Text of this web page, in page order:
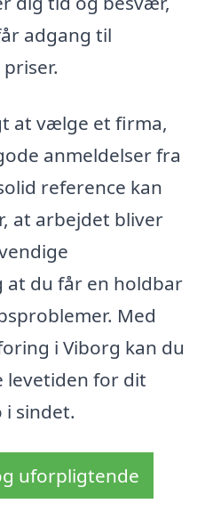
adgang til
at vælge et firma,
anmeldelser fra
reference kan
at arbejdet bliver
at du får en holdbar
Med
i Viborg kan du
for dit
i sindet.
uforpligtende